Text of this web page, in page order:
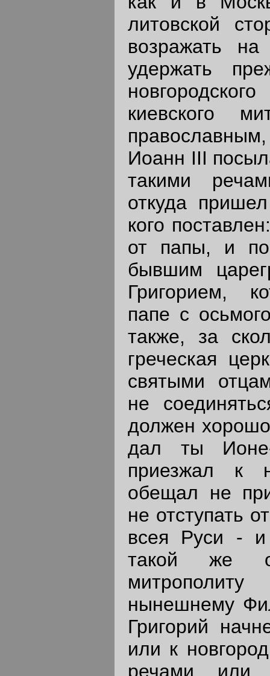
литовской
возражать
удержать
киевского
Иоанн III
такими
откуда
кого
от папы, и
бывшим
Григорием,
папе с
также, за
греческая
святыми
не
должен
дал ты Ионе-
приезжал к
обещал не
не отступать
всея Руси - и
такой же
нынешнему
Григорий
или к
речами или